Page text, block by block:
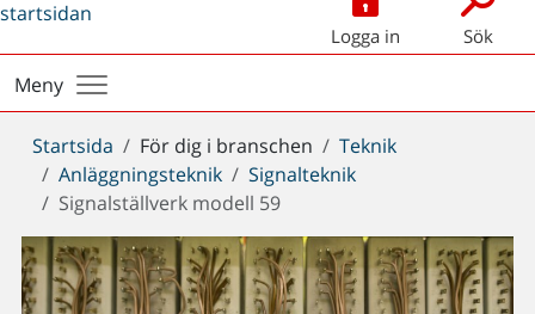
Logga in Sök
Meny
Du
är
här:
Startsida För dig i branschen
Teknik
Anläggningsteknik
Signalteknik
Signalställverk modell 59